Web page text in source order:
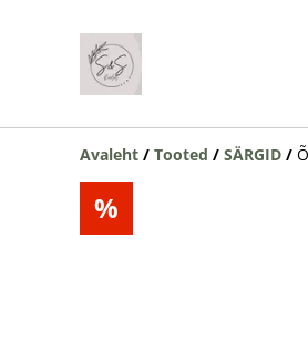
Avaleht / Tooted / SÄRGID /
%